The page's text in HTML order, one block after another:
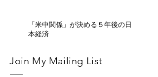
「米中関係」が決める５年後の日
本経済
Join My Mailing List